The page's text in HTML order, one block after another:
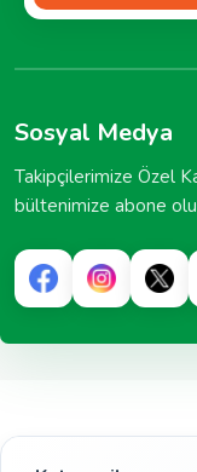
Sosyal Medya
Takipçilerimize Özel
bültenimize abone